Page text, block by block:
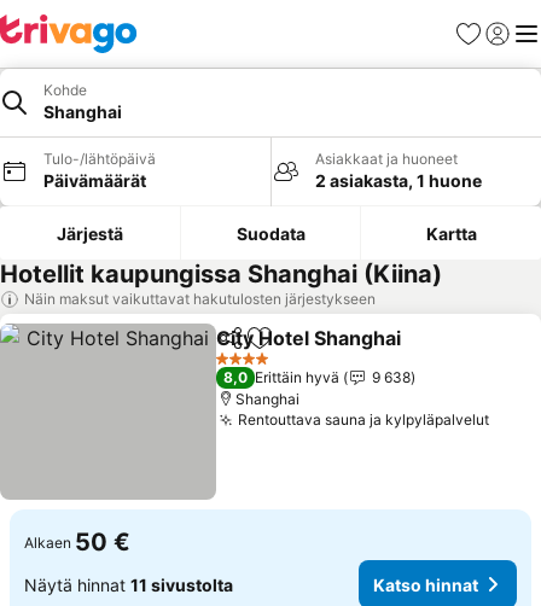
Suosikit
Kohde
Shanghai
Tulo-/lähtöpäivä
Päivämäärät
Asiakkaat ja huoneet
2 asiakasta, 1 huone
Järjestä Suodata Kartta
Hotellit kaupungissa Shanghai (Kiina)
Näin maksut vaikuttavat hakutulosten järjestykseen
Jaa Lisää suosikkeihin
City Hotel Shanghai
4 Tähtiluokitus
8,0 Erittäin hyvä
9 638
Shanghai
Rentouttava sauna ja kylpyläpalvelut
Alkaen 50 €
Näytä hinnat 11 sivustolta Katso hinnat